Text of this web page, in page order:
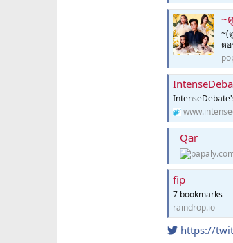
~
~(
ต
Qar
fip
7 bookmarks
raindrop.io
https://